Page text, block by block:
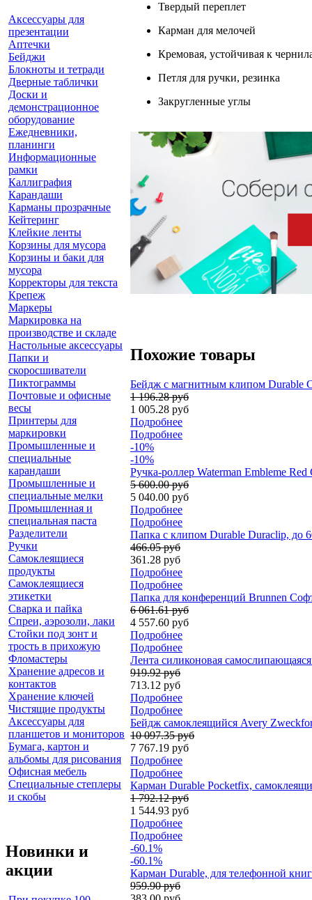
Аксессуары для
презентации
Аптечки
Бейджи
Блокноты и тетради
Дверные таблички
Доски и
демонстрационное
оборудование
Ежедневники,
планинги
Информационные
рамки
Каллиграфия
Карандаши
Карманы прозрачные
Кейтеринг
Клейкие ленты
Корзины для мусора
Корзины и баки для
мусора
Корректоры для текста
Крепеж
Маркеры
Маркировка на
производстве и складе
Настольные аксессуары
Папки и
скоросшиватели
Пиктограммы
Почтовые и офисные
весы
Принтеры для
маркировки
Промышленные и
специальные
карандаши
Промышленные и
специальные мелки
Промышленная и
специальная паста
Разделители
Ручки
Самоклеящиеся
продукты
Самоклеящиеся
этикетки
Сварка и пайка
Спреи, аэрозоли, лаки
Стойки под зонт и
трость в прихожую
Фломастеры
Хранение адресов и
контактов
Хранение ключей
Чистящие продукты
Аксессуары для
планшетов и мониторов
Бумага, картон и
альбомы для рисования
Офисная мебель
Специальные степлеры
и скобы
Новинки и
акции
Твердый переплет
Карман для мелочей
Кремовая, устойчивая к
Петля для ручки, резинка
Закругленные углы
Похожие товары
Бейдж с магнитным клипом Durable
1 196.28 руб
1 005.28 руб
Подробнее
Подробнее
-10%
-10%
Ручка-роллер Waterman Embleme
5 600.00 руб
5 040.00 руб
Подробнее
Подробнее
Папка с клипом Durable Duraclip, до
466.05 руб
361.28 руб
Подробнее
Подробнее
Папка для конференций Brunnen
6 061.61 руб
4 557.60 руб
Подробнее
Подробнее
Лента силиконовая
919.92 руб
713.12 руб
Подробнее
Подробнее
Бейдж самоклеящийся Avery
10 097.35 руб
7 767.19 руб
Подробнее
Подробнее
Карман Durable Pocketfix,
1 792.12 руб
1 544.93 руб
Подробнее
Подробнее
-60.1%
-60.1%
Карман Durable, для телефонной
959.90 руб